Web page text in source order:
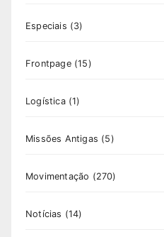
Especiais (3)
Frontpage(15)
Logística(1)
Missões Antigas (5)
Movimentação (270)
Notícias (14)